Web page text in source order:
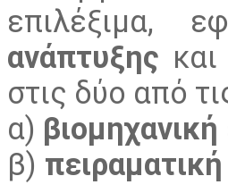
επιλέξιμα,
ανάπτυξης
στις δύο από
α)
β)